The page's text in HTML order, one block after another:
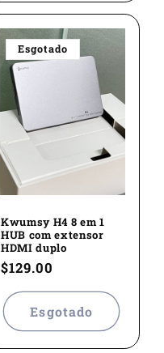
Esgotado
Kwumsy H4 8 em 1
HUB com extensor
HDMI duplo
Preço
normal
$129.00
Esgotado